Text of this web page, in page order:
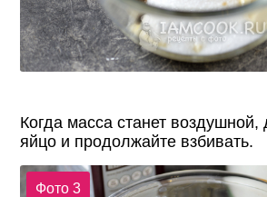
Когда масса станет воздушной,
яйцо и продолжайте взбивать.
Фото 3